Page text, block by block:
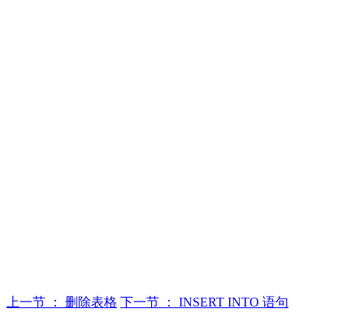
上一节 ： 删除表格 下一节 ： INSERT INTO 语句